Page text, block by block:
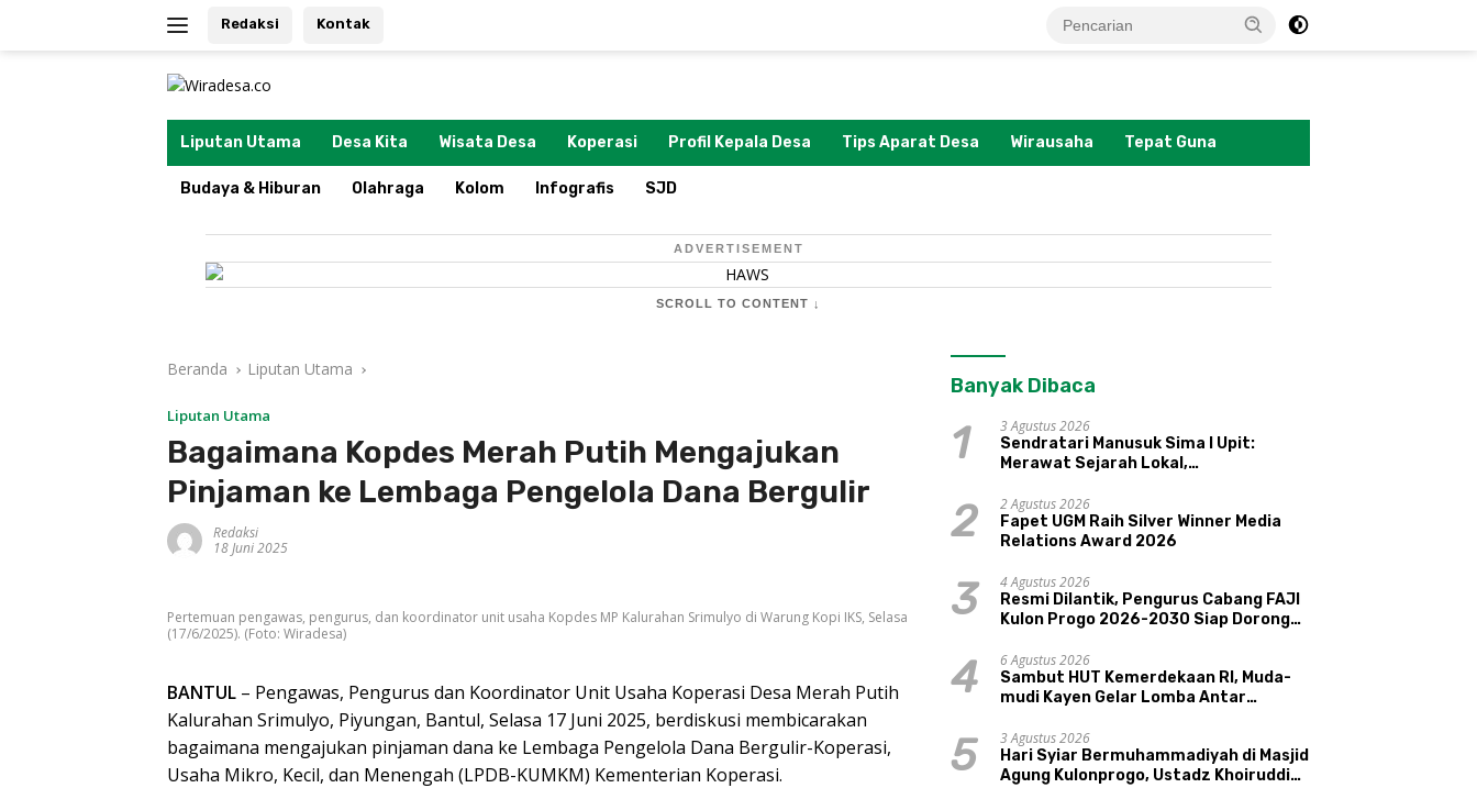
Redaksi Kontak
Liputan Utama Desa Kita Wisata Desa Koperasi Profil Kepala Desa Tips Aparat Desa Wirausaha Tepat Guna
Budaya & Hiburan Olahraga Kolom Infografis SJD
ADVERTISEMENT
SCROLL TO CONTENT ↓
Beranda Liputan Utama
Liputan Utama
Bagaimana Kopdes Merah Putih Mengajukan
Pinjaman ke Lembaga Pengelola Dana Bergulir
Redaksi
18 Juni 2025
Pertemuan pengawas, pengurus, dan koordinator unit usaha Kopdes MP Kalurahan Srimulyo di Warung Kopi IKS, Selasa
(17/6/2025). (Foto: Wiradesa)
BANTUL – Pengawas, Pengurus dan Koordinator Unit Usaha Koperasi Desa Merah Putih
Kalurahan Srimulyo, Piyungan, Bantul, Selasa 17 Juni 2025, berdiskusi membicarakan
bagaimana mengajukan pinjaman dana ke Lembaga Pengelola Dana Bergulir-Koperasi,
Usaha Mikro, Kecil, dan Menengah (LPDB-KUMKM) Kementerian Koperasi.
Banyak Dibaca
1
3 Agustus 2026
Sendratari Manusuk Sima I Upit:
Merawat Sejarah Lokal,
Pariwisata, dan Ekologi Klaten
2
2 Agustus 2026
Fapet UGM Raih Silver Winner Media
Relations Award 2026
3
4 Agustus 2026
Resmi Dilantik, Pengurus Cabang FAJI
Kulon Progo 2026-2030 Siap Dorong
Sungai Progo
4
6 Agustus 2026
Sambut HUT Kemerdekaan RI, Muda-
mudi Kayen Gelar Lomba Antar
5
3 Agustus 2026
Hari Syiar Bermuhammadiyah di Masjid
Agung Kulonprogo, Ustadz Khoiruddin